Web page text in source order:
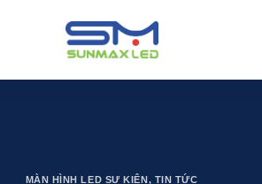
MÀN HÌNH LED SỰ KIỆN, TIN TỨC